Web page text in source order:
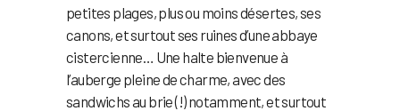
petites plages, plus ou moins désertes, ses
canons, et surtout ses ruines d’une abbaye
cistercienne… Une halte bienvenue à
l’auberge pleine de charme, avec des
sandwichs au brie (!) notamment, et surtout